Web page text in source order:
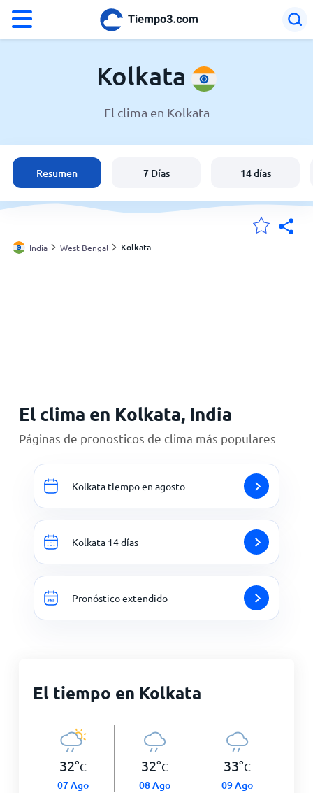
El clima en Kolkata
India
España
Argentina
Kolkata
El clima en Kolkata
Resumen 7 Días 14 días
India West Bengal Kolkata
El clima en Kolkata, India
Páginas de pronosticos de clima más populares
Kolkata tiempo en agosto
Kolkata 14 días
Pronóstico extendido
El tiempo en Kolkata
32°C
07 Ago
32°C
08 Ago
33°C
09 Ago